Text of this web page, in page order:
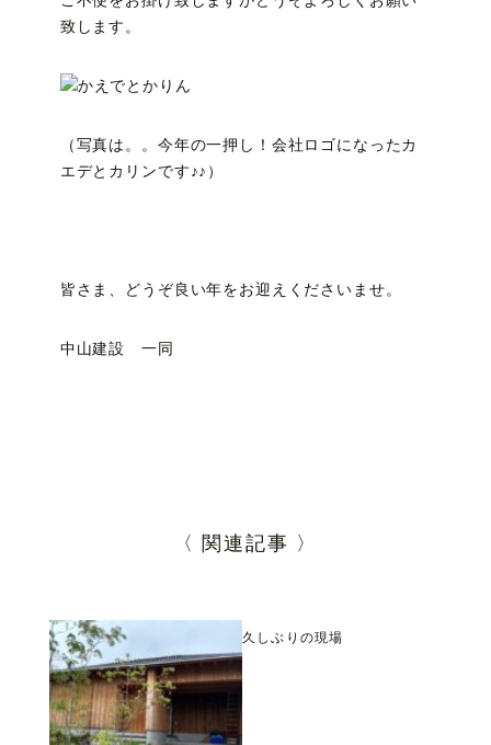
致します。
（写真は。。今年の一押し！会社ロゴになったカ
エデとカリンです♪♪）
皆さま、どうぞ良い年をお迎えくださいませ。
中山建設 一同
〈 関連記事 〉
久しぶりの現場